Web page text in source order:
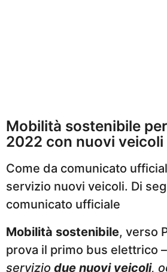
Mobilità sostenibile
2022 con nuovi veicoli
Come da comunicato
servizio nuovi veicoli. Di
comunicato ufficiale
Mobilità sostenibile, verso
prova il primo bus elettrico –
servizio due nuovi veicoli,